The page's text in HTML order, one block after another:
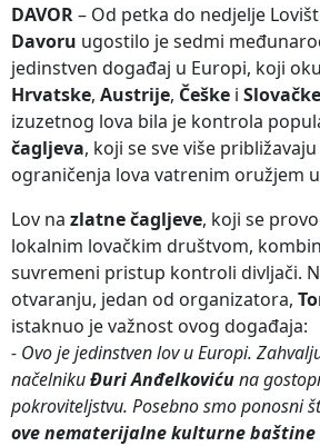
DAVOR– Od petka do nedjelje
Davoru ugostilo je sedmi
jedinstven događaj u Europi, koji
Hrvatske, Austrije, Češke i Slovačke
izuzetnog lova bila je kontrola
čagljeva, koji se sve više
ograničenja lova vatrenim oružjem
Lov na zlatne čagljeve, koji se
lokalnim lovačkim društvom,
suvremeni pristup kontroli divljači.
otvaranju, jedan od organizatora,
istaknuo je važnost ovog događaja:
- Ovo je jedinstven lov u Europi.
načelnikuĐuri Anđelkovićuna
pokroviteljstvu. Posebno smo ponosni
ove nematerijalne kulturne baštine